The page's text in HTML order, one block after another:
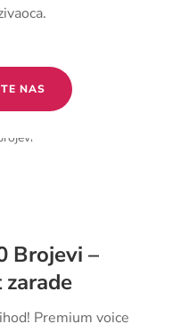
NAS
Brojevi –
Premium voice